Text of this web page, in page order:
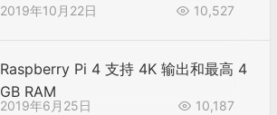
PHP7)
2019年10月22日 10,527
Raspberry Pi 4 支持 4K 输出和最高 4
GB RAM
2019年6月25日 10,187